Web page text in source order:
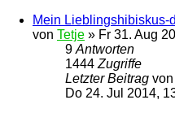
Mein Lieblingshibiskus-
von Tetje » Fr 31. Aug
9 Antworten
1444 Zugriffe
Letzter Beitrag von
Do 24. Jul 2014,